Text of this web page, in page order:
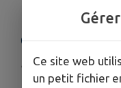
OUVERTES
Publié le vendredi
Ce site web
un petit fichier